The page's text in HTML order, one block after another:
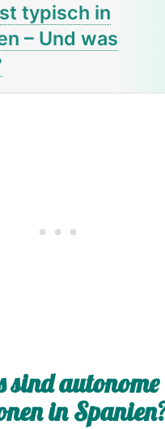
typisch in
– Und was
sind autonome
in